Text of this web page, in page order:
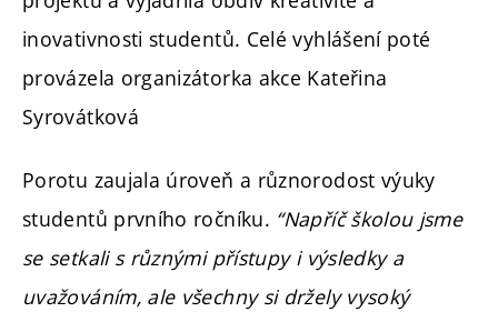
inovativnosti studentů. Celé vyhlášení poté
provázela organizátorka akce Kateřina
Syrovátková
Porotu zaujala úroveň a různorodost výuky
studentů prvního ročníku. “Napříč školou jsme
se setkali s různými přístupy i výsledky a
uvažováním, ale všechny si držely vysoký